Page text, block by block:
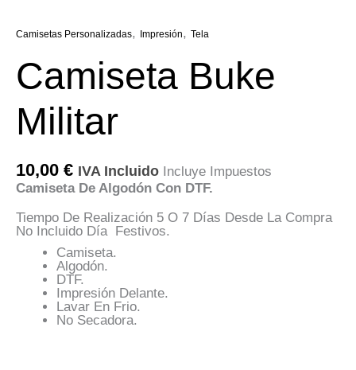
Camisetas Personalizadas, Impresión, Tela
Camiseta Buke
Militar
10,00 € IVA Incluido Incluye Impuestos
Camiseta De Algodón Con DTF.
Tiempo De Realización 5 O 7 Días Desde La Compra
No Incluido Día Festivos.
Camiseta.
Algodón.
DTF.
Impresión Delante.
Lavar En Frio.
No Secadora.